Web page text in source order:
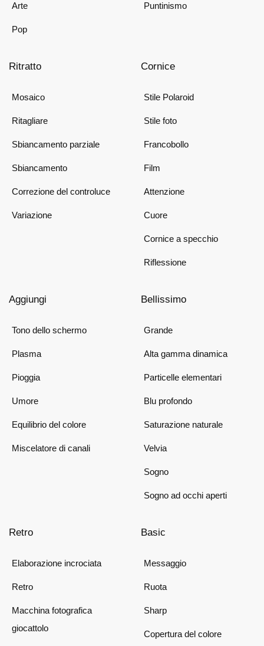
Arte
Pop
Puntinismo
Ritratto
Mosaico
Ritagliare
Sbiancamento parziale
Sbiancamento
Correzione del controluce
Variazione
Cornice
Stile Polaroid
Stile foto
Francobollo
Film
Attenzione
Cuore
Cornice a specchio
Riflessione
Aggiungi
Tono dello schermo
Plasma
Pioggia
Umore
Equilibrio del colore
Miscelatore di canali
Bellissimo
Grande
Alta gamma dinamica
Particelle elementari
Blu profondo
Saturazione naturale
Velvia
Sogno
Sogno ad occhi aperti
Retro
Elaborazione incrociata
Retro
Macchina fotografica
giocattolo
Basic
Messaggio
Ruota
Sharp
Copertura del colore